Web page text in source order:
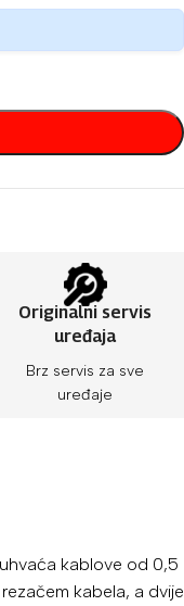
Originalni servis
uređaja
Brz servis za sve
uređaje
kablove od 0,5
kabela, a dvije